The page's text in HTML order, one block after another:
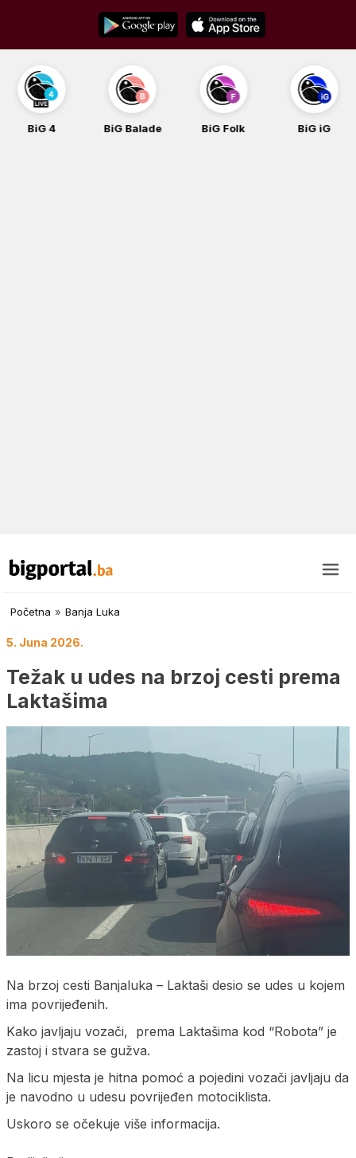
content
BiG 4 BiG Balade BiG Folk BiG iG
Početna » Banja Luka
5. Juna 2026.
Težak u udes na brzoj cesti prema
Laktašima
Na brzoj cesti Banjaluka – Laktaši desio se udes u kojem
ima povrijeđenih.
Kako javljaju vozači, prema Laktašima kod “Robota” je
zastoj i stvara se gužva.
Na licu mjesta je hitna pomoć a pojedini vozači javljaju da
je navodno u udesu povrijeđen motociklista.
Uskoro se očekuje više informacija.